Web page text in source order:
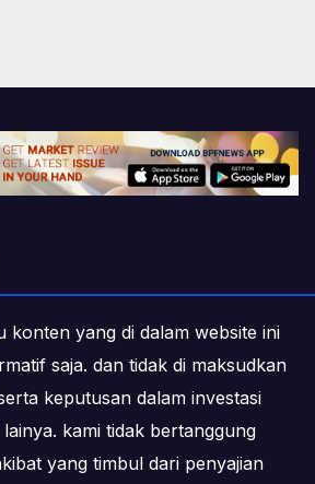
konten yang di dalam website ini
saja. dan tidak di maksudkan
keputusan dalam investasi
kami tidak bertanggung
yang timbul dari penyajian